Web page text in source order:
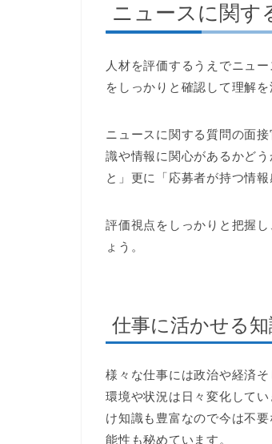
ニュースに関す
人材を評価するうえでニュ
をしっかりと確認して理解を
ニュースに関する質問の面
識や情報に関心があるかど
と」更に「応募者が持つ情
評価視点をしっかりと把握
ょう。
仕事に活かせる
様々な仕事には政治や経済
環境や状況は日々変化して
け知識も豊富なので今は不
能性も秘めています。